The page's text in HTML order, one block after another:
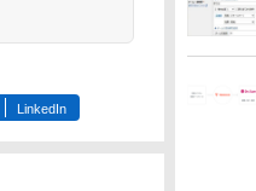
LinkedIn